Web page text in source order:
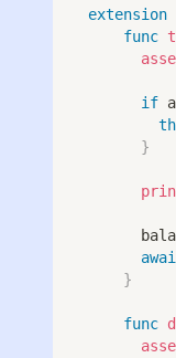
extension
func
if
}
}
func